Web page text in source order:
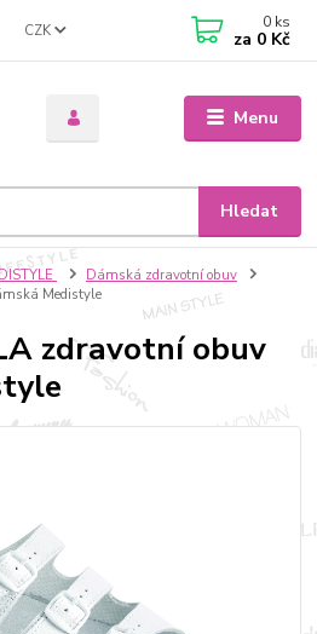
Menu
CZK
Hledat
0 ks
za 0 Kč
Dámská zdravotní obuv
Medistyle
zdravotní obuv